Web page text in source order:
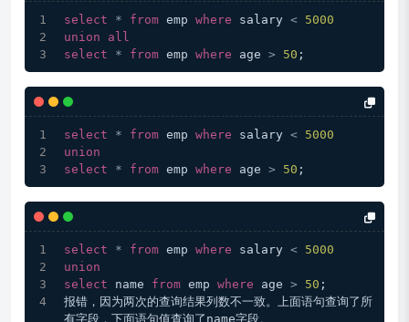
select * from emp where salary < 5000
union
all
select
* from emp where age > 50 ;
select * from emp where salary < 5000
union
select
* from emp where age > 50 ;
select * from emp where salary < 5000
union
select name from emp where age > 50 ;
报错，因为两次的查询结果列数不一致。上面语句查询了所
有字段，下面语句值查询了name字段。